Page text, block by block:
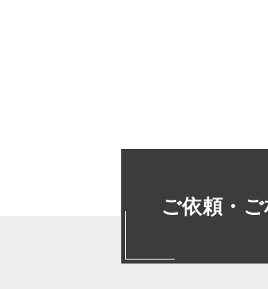
ご依頼・